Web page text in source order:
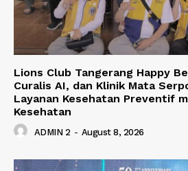
Lions Club Tangerang Happy
Curalis AI, dan Klinik Mata
Layanan Kesehatan Preventif
Kesehatan
ADMIN 2 - August 8, 2026